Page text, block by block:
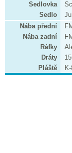
Sedlovka
Sedlo
Nába přední
Nába zadní
Ráfky
Dráty
Pláště